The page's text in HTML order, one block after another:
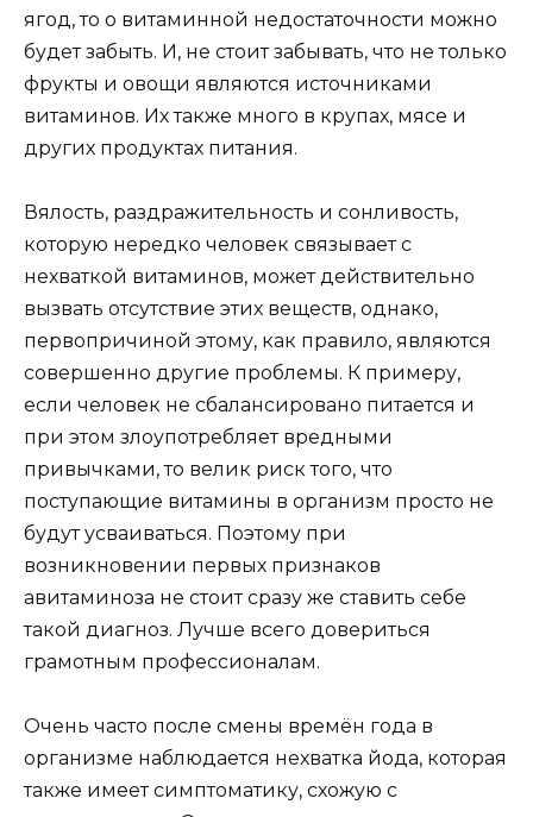
ягод, то о витаминной недостаточности можно
будет забыть. И, не стоит забывать, что не только
фрукты и овощи являются источниками
витаминов. Их также много в крупах, мясе и
других продуктах питания.
Вялость, раздражительность и сонливость,
которую нередко человек связывает с
нехваткой витаминов, может действительно
вызвать отсутствие этих веществ, однако,
первопричиной этому, как правило, являются
совершенно другие проблемы. К примеру,
если человек не сбалансировано питается и
при этом злоупотребляет вредными
привычками, то велик риск того, что
поступающие витамины в организм просто не
будут усваиваться. Поэтому при
возникновении первых признаков
авитаминоза не стоит сразу же ставить себе
такой диагноз. Лучше всего довериться
грамотным профессионалам.
Очень часто после смены времён года в
организме наблюдается нехватка йода, которая
также имеет симптоматику, схожую с